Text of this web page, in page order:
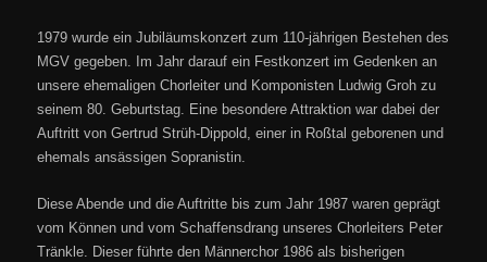
1979 wurde ein Jubiläumskonzert zum 110-jährigen Bestehen des
MGV gegeben. Im Jahr darauf ein Festkonzert im Gedenken an
unsere ehemaligen Chorleiter und Komponisten Ludwig Groh zu
seinem 80. Geburtstag. Eine besondere Attraktion war dabei der
Auftritt von Gertrud Strüh-Dippold, einer in Roßtal geborenen und
ehemals ansässigen Sopranistin.
Diese Abende und die Auftritte bis zum Jahr 1987 waren geprägt
vom Können und vom Schaffensdrang unseres Chorleiters Peter
Tränkle. Dieser führte den Männerchor 1986 als bisherigen